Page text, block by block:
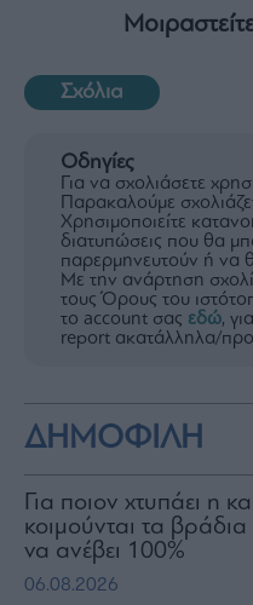
Σχόλια
Οδηγίες
Για να σχολιάσετε
Παρακαλούμε
Χρησιμοποιείτε
διατυπώσεις που θα
παρερμηνευτούν ή να
Με την ανάρτηση
τους Όρους του
το account σας εδώ,
report ακατάλληλα/
ΔΗΜΟΦΙΛΗ
Για ποιον χτυπάει η
κοιμούνται τα
να ανέβει 100%
06.08.2026